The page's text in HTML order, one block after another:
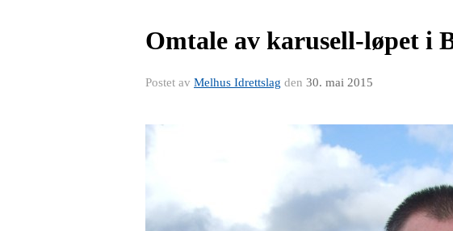
Omtale av karusell-løpet i
Postet av Melhus Idrettslag den 30. mai 2015